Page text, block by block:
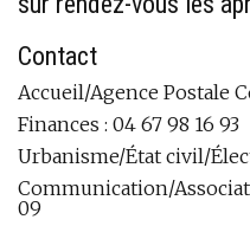
Contact
Accueil/Agence Postale
Finances : 04 67 98 16 93
Urbanisme/État civil/
Communication/
09